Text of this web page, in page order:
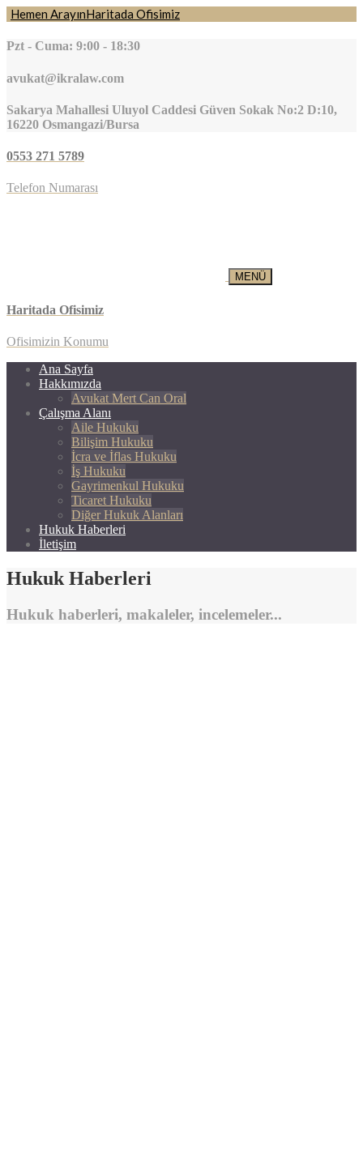
Hemen ArayınHaritada Ofisimiz
Pzt - Cuma: 9:00 - 18:30
avukat@ikralaw.com
Sakarya Mahallesi Uluyol Caddesi Güven Sokak No:2 D:10,
16220 Osmangazi/Bursa
0553 271 5789
Telefon Numarası
MENÜ
Haritada Ofisimiz
Ofisimizin Konumu
Ana Sayfa
Hakkımızda
Avukat Mert Can Oral
Çalışma Alanı
Aile Hukuku
Bilişim Hukuku
İcra ve İflas Hukuku
İş Hukuku
Gayrimenkul Hukuku
Ticaret Hukuku
Diğer Hukuk Alanları
Hukuk Haberleri
İletişim
Hukuk Haberleri
Hukuk haberleri, makaleler, incelemeler...